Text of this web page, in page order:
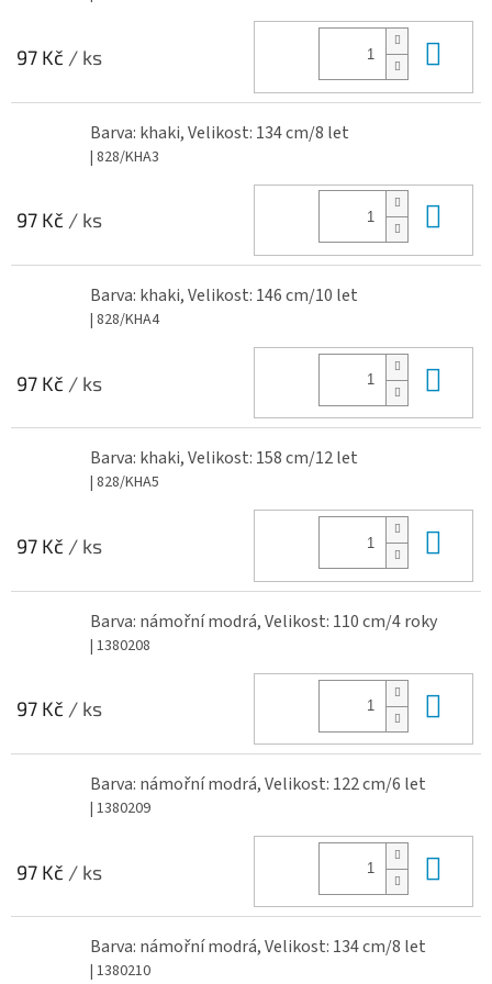
97 Kč / ks
Barva: khaki, Velikost: 134 cm/8 let
| 828/KHA3
97 Kč / ks
Barva: khaki, Velikost: 146 cm/10 let
| 828/KHA4
97 Kč / ks
Barva: khaki, Velikost: 158 cm/12 let
| 828/KHA5
97 Kč / ks
Barva: námořní modrá, Velikost: 110 cm/4 roky
| 1380208
97 Kč / ks
Barva: námořní modrá, Velikost: 122 cm/6 let
| 1380209
97 Kč / ks
Barva: námořní modrá, Velikost: 134 cm/8 let
| 1380210